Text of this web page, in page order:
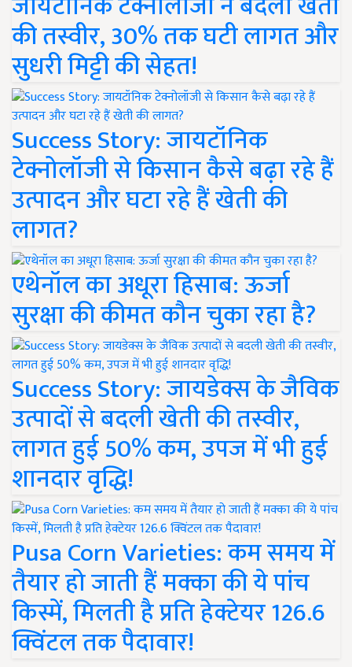
की तस्वीर, 30% तक घटी लागत और
सुधरी मिट्टी की सेहत!
Success Story: जायटॉनिक
टेक्नोलॉजी से किसान कैसे बढ़ा रहे हैं
उत्पादन और घटा रहे हैं खेती की
लागत?
एथेनॉल का अधूरा हिसाब: ऊर्जा
सुरक्षा की कीमत कौन चुका रहा है?
Success Story: जायडेक्स के जैविक
उत्पादों से बदली खेती की तस्वीर,
लागत हुई 50% कम, उपज में भी हुई
शानदार वृद्धि!
Pusa Corn Varieties: कम समय में
तैयार हो जाती हैं मक्का की ये पांच
किस्में, मिलती है प्रति हेक्टेयर 126.6
क्विंटल तक पैदावार!